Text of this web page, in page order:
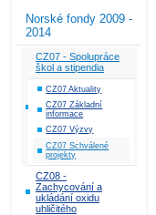
Norské fondy 2009 -
2014
CZ07 - Spolupráce
škol a stipendia
CZ07 Aktuality
CZ07 Základní
informace
CZ07 Výzvy
CZ07 Schválené
projekty
CZ08 -
Zachycování a
ukládání oxidu
uhličitého